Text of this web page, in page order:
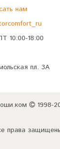
нам
10:00-18:00
пл. 3А
1998-
права